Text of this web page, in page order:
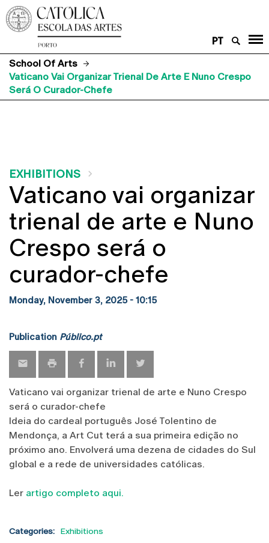
PT
School Of Arts
Vaticano Vai Organizar Trienal De Arte E Nuno Crespo
Será O Curador-Chefe
EXHIBITIONS
Vaticano vai organizar
trienal de arte e Nuno
Crespo será o
curador-chefe
Monday, November 3, 2025 - 10:15
Publication Público.pt
Vaticano vai organizar trienal de arte e Nuno Crespo
será o curador-chefe
Ideia do cardeal português José Tolentino de
Mendonça, a Art Cut terá a sua primeira edição no
próximo ano. Envolverá uma dezena de cidades do Sul
global e a rede de universidades católicas.
Ler artigo completo aqui.
Categories: Exhibitions